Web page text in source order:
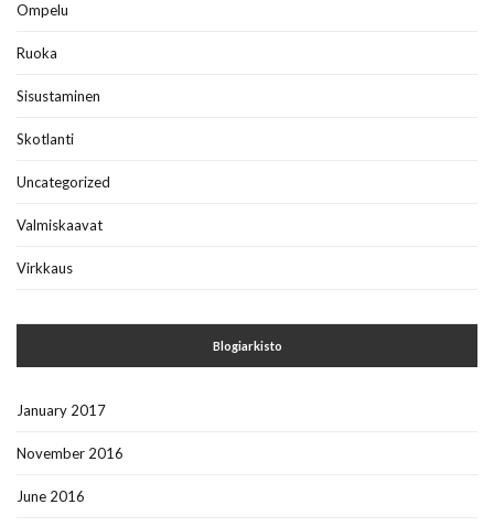
Ompelu
Ruoka
Sisustaminen
Skotlanti
Uncategorized
Valmiskaavat
Virkkaus
Blogiarkisto
January 2017
November 2016
June 2016